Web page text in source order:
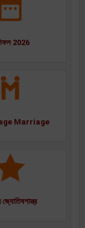
2026
Marriage
জ্যোতিষশাস্ত্র